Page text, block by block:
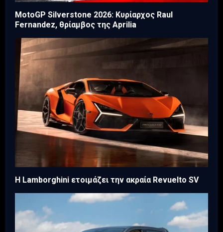
MotoGP Silverstone 2026: Κυρίαρχος Raul
Fernandez, θρίαμβος της Aprilia
Η Lamborghini ετοιμάζει την ακραία Revuelto SV